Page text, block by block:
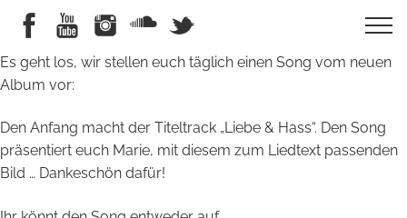
Es geht los, wir stellen euch täglich einen Song vom neuen
Album vor:
Den Anfang macht der Titeltrack „Liebe & Hass“. Den Song
präsentiert euch Marie, mit diesem zum Liedtext passenden
Bild … Dankeschön dafür!